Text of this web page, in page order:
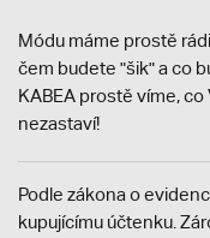
Módu máme prostě
čem budete "šik" a co
KABEA prostě víme, co
nezastaví!
Podle zákona o
kupujícímu účtenku.